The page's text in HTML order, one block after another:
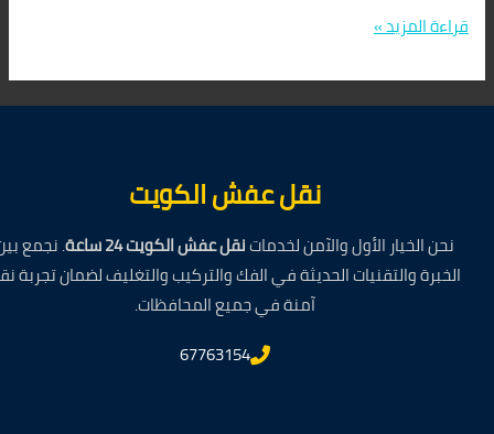
قراءة المزيد »
نقل عفش الكويت
نحن الخيار الأول والآمن لخدماتنقل عفش الكويت 24 ساعة
. نجمع
الخبرة والتقنيات الحديثة في الفك والتركيب والتغليف لضمان تجربة
آمنة في جميع المحافظات.
67763154